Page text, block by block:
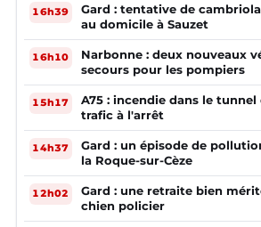
16h39
Gard : tentative de
au domicile à Sauzet
16h10
Narbonne : deux nouveaux
secours pour les pompiers
15h17
A75 : incendie dans le tunnel
trafic à l'arrêt
14h37
Gard : un épisode de
la Roque-sur-Cèze
12h02
Gard : une retraite bien
chien policier